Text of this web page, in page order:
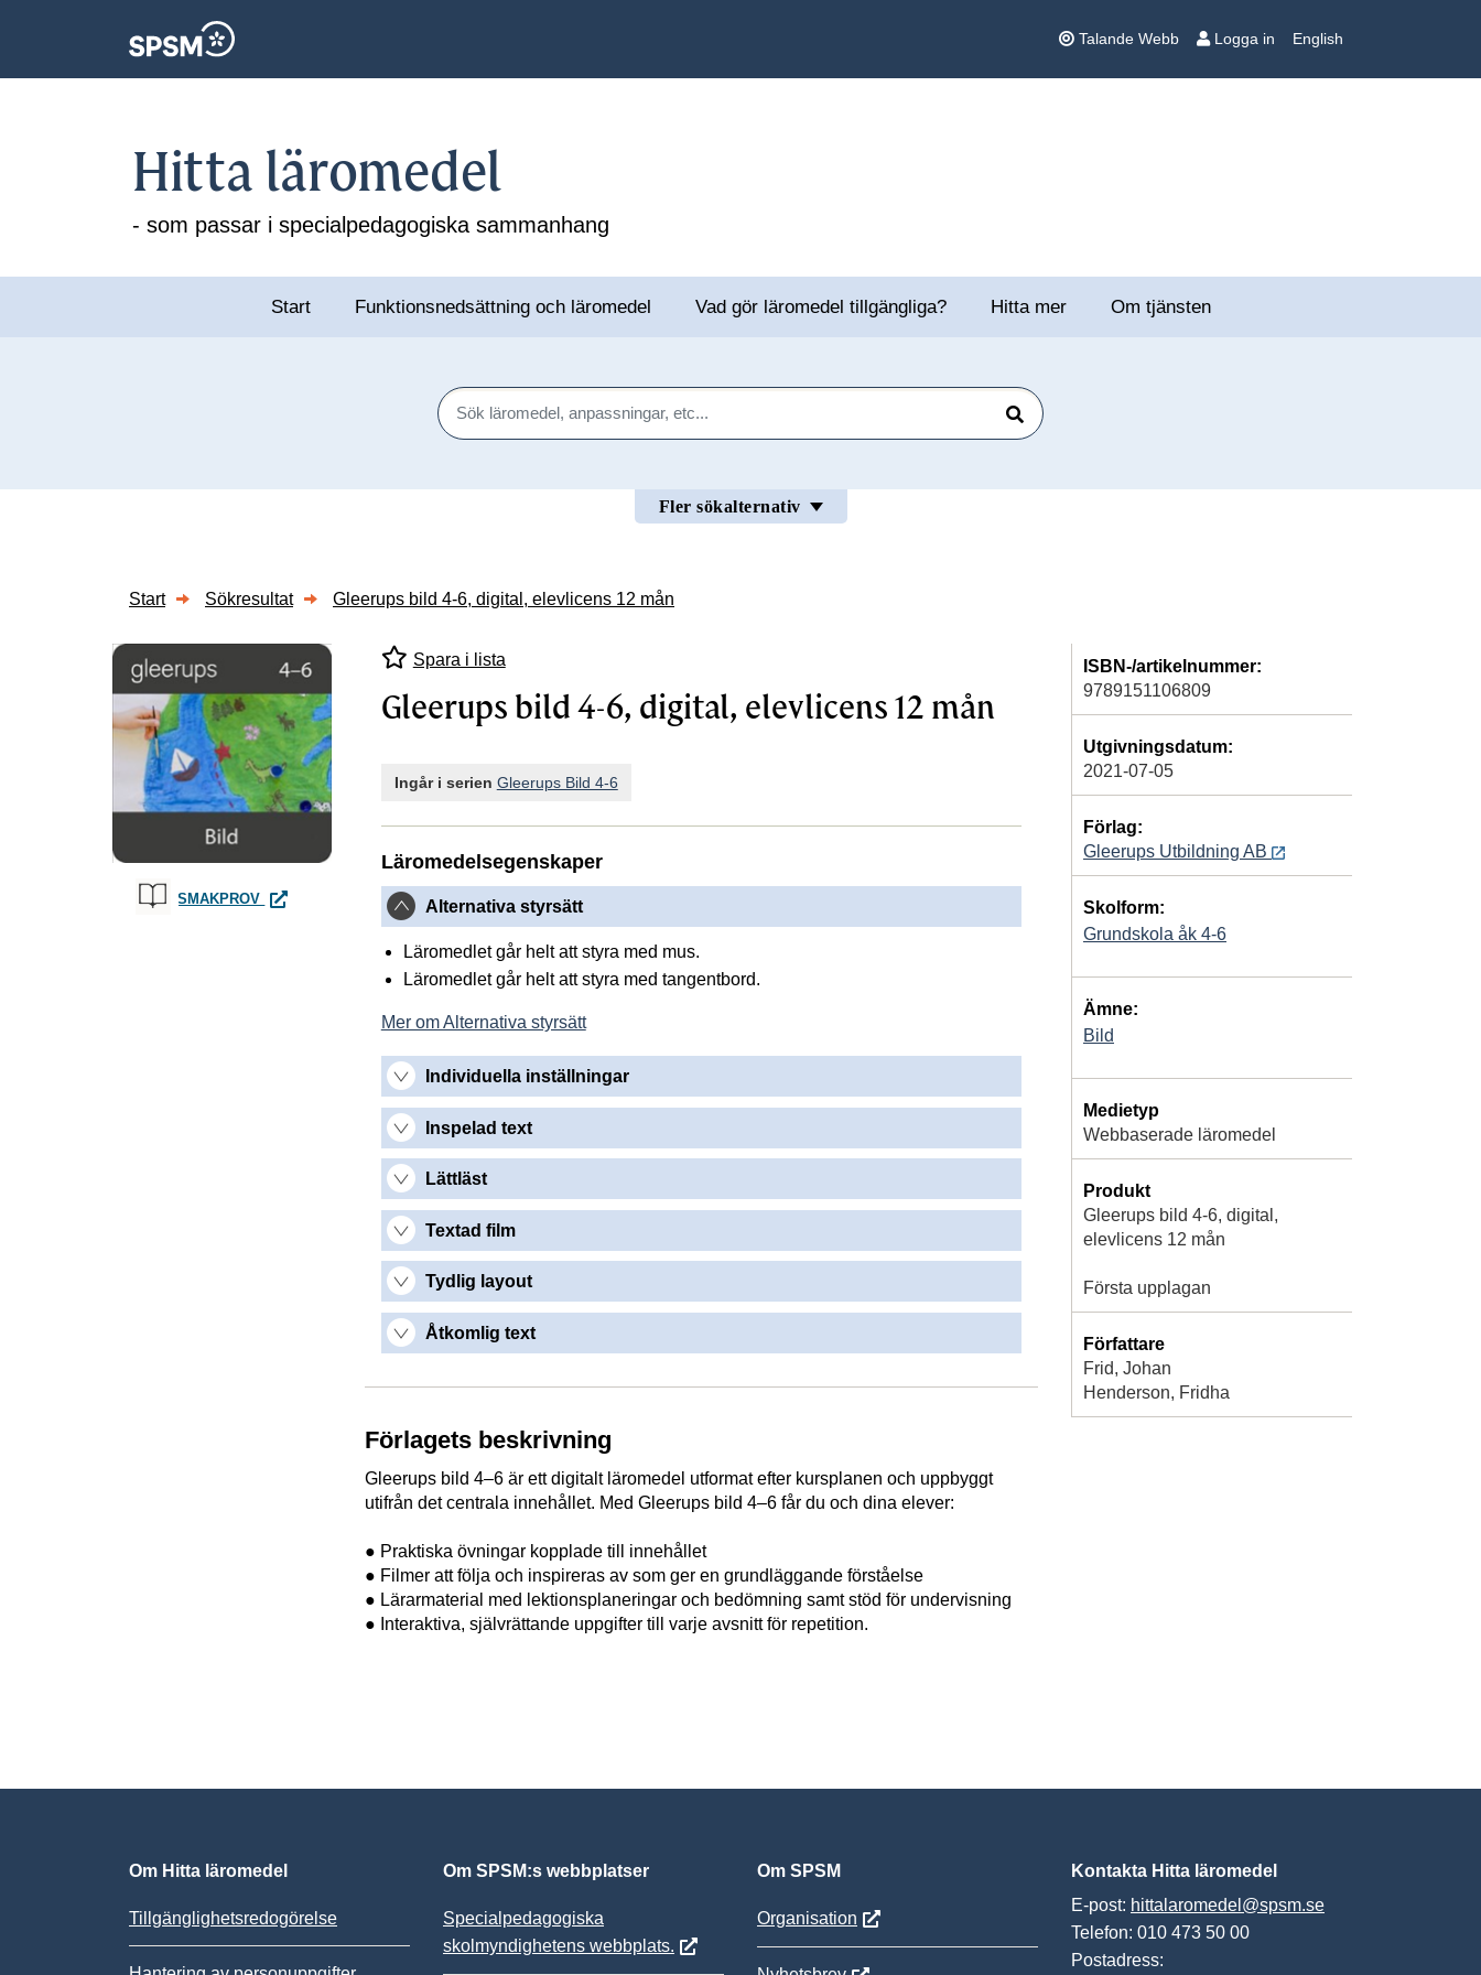
Talande Webb Logga in English
Hitta läromedel
- som passar i specialpedagogiska sammanhang
Start Funktionsnedsättning och läromedel Vad gör läromedel tillgängliga? Hitta mer Om tjänsten
Sök
Sök
Fler sökalternativ
Start Sökresultat Gleerups bild 4-6, digital, elevlicens 12 mån
SMAKPROV GLEERUPS BILD 4-6, DIGITAL, ELEVLICENS 12 MÅN
Spara i lista
Gleerups bild 4-6, digital, elevlicens 12 mån
Ingår i serien Gleerups Bild 4-6
Läromedelsegenskaper
Alternativa styrsätt
Läromedlet går helt att styra med mus.
Läromedlet går helt att styra med tangentbord.
Mer om Alternativa styrsätt
Individuella inställningar
Inspelad text
Lättläst
Textad film
Tydlig layout
Åtkomlig text
Förlagets beskrivning
Gleerups bild 4–6 är ett digitalt läromedel utformat efter kursplanen och uppbyggt
utifrån det centrala innehållet. Med Gleerups bild 4–6 får du och dina elever:
● Praktiska övningar kopplade till innehållet
● Filmer att följa och inspireras av som ger en grundläggande förståelse
● Lärarmaterial med lektionsplaneringar och bedömning samt stöd för undervisning
● Interaktiva, självrättande uppgifter till varje avsnitt för repetition.
ISBN-/artikelnummer:
9789151106809
Utgivningsdatum:
2021-07-05
Förlag:
Gleerups Utbildning AB
Skolform:
Grundskola åk 4-6
Ämne:
Bild
Medietyp
Webbaserade läromedel
Produkt
Gleerups bild 4-6, digital,
elevlicens 12 mån
Första upplagan
Författare
Frid, Johan
Henderson, Fridha
Om Hitta läromedel
Tillgänglighetsredogörelse
Om SPSM:s webbplatser
Specialpedagogiska
skolmyndighetens webbplats.
Om SPSM
Organisation
Kontakta Hitta läromedel
E-post: hittalaromedel@spsm.se
Telefon: 010 473 50 00
Postadress: